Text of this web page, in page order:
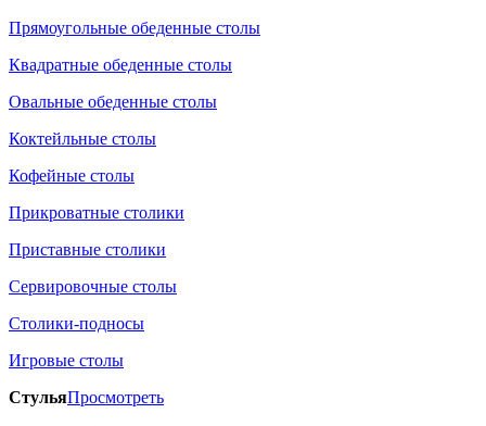
Прямоугольные обеденные столы
Квадратные обеденные столы
Овальные обеденные столы
Коктейльные столы
Кофейные столы
Прикроватные столики
Приставные столики
Сервировочные столы
Столики-подносы
Игровые столы
СтульяПросмотреть